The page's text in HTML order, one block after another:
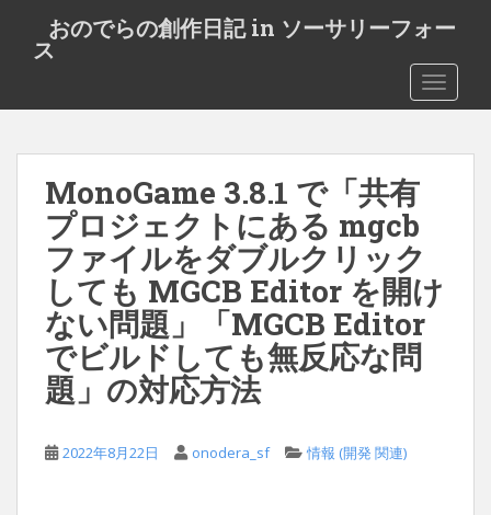
t
おのでらの創作日記 in ソーサリーフォー
ス
MonoGame 3.8.1 で「共有
プロジェクトにある mgcb
ファイルをダブルクリック
しても MGCB Editor を開け
ない問題」「MGCB Editor
でビルドしても無反応な問
題」の対応方法
2022年8月22日 onodera_sf 情報 (開発 関連)